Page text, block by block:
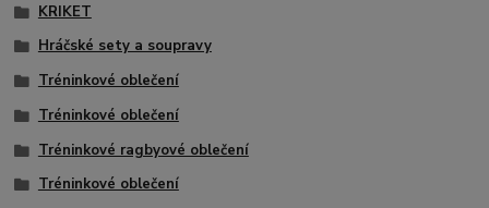
KRIKET
Hráčské sety a soupravy
Tréninkové oblečení
Tréninkové oblečení
Tréninkové ragbyové oblečení
Tréninkové oblečení